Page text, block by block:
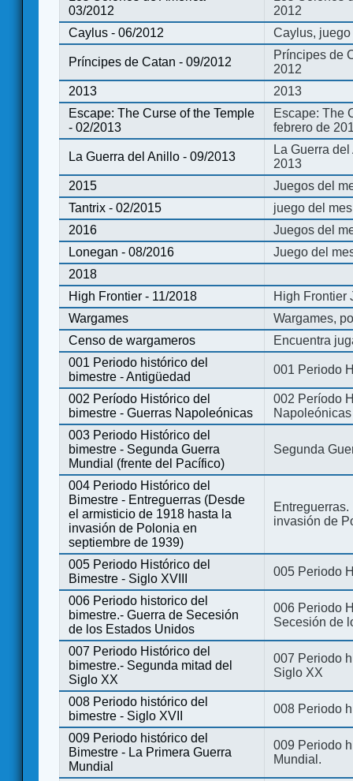
03/2012
2012
Caylus - 06/2012
Caylus,
Príncipes de Catan - 09/2012
Príncipes de
2012
2013
2013
Escape: The Curse of the Temple
- 02/2013
Escape: The
febrero de
La Guerra del Anillo - 09/2013
La Guerra
2013
2015
Juegos del
Tantrix - 02/2015
juego del
2016
Juegos del
Lonegan - 08/2016
Juego del
2018
High Frontier - 11/2018
High Frontier
Wargames
Wargames,
Censo de wargameros
Encuentra
001 Periodo histórico del
bimestre - Antigüedad
001 Periodo
002 Período Histórico del
bimestre - Guerras Napoleónicas
002 Período
Napoleónicas
003 Periodo Histórico del
bimestre - Segunda Guerra
Mundial (frente del Pacífico)
Segunda
004 Periodo Histórico del
Bimestre - Entreguerras (Desde
el armisticio de 1918 hasta la
invasión de Polonia en
septiembre de 1939)
invasión de
005 Periodo Histórico del
Bimestre - Siglo XVIII
005 Periodo
006 Periodo historico del
bimestre.- Guerra de Secesión
de los Estados Unidos
006 Periodo
Secesión de
007 Periodo Histórico del
bimestre.- Segunda mitad del
Siglo XX
007 Periodo
Siglo XX
008 Periodo histórico del
bimestre - Siglo XVII
008 Periodo
009 Periodo histórico del
Bimestre - La Primera Guerra
Mundial
009 Periodo
Mundial.